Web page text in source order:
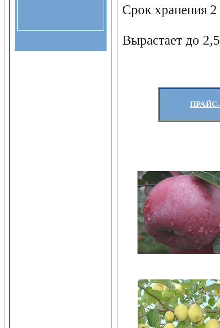
Срок хранения 2
Вырастает до